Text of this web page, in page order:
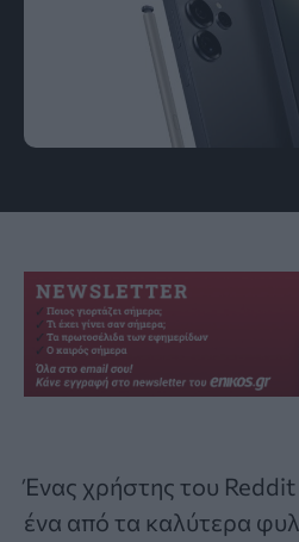
Ένας χρήστης του
ένα από τα καλύτερα